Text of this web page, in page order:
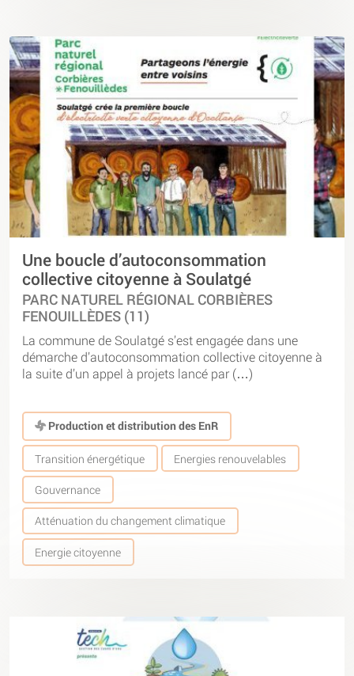
Une boucle d’autoconsommation
collective citoyenne à Soulatgé
PARC NATUREL RÉGIONAL CORBIÈRES
FENOUILLÈDES (11)
La commune de Soulatgé s’est engagée dans une
démarche d’autoconsommation collective citoyenne à
la suite d’un appel à projets lancé par (…)
Production et distribution des EnR
Transition énergétique Energies renouvelables
Gouvernance
Atténuation du changement climatique
Energie citoyenne